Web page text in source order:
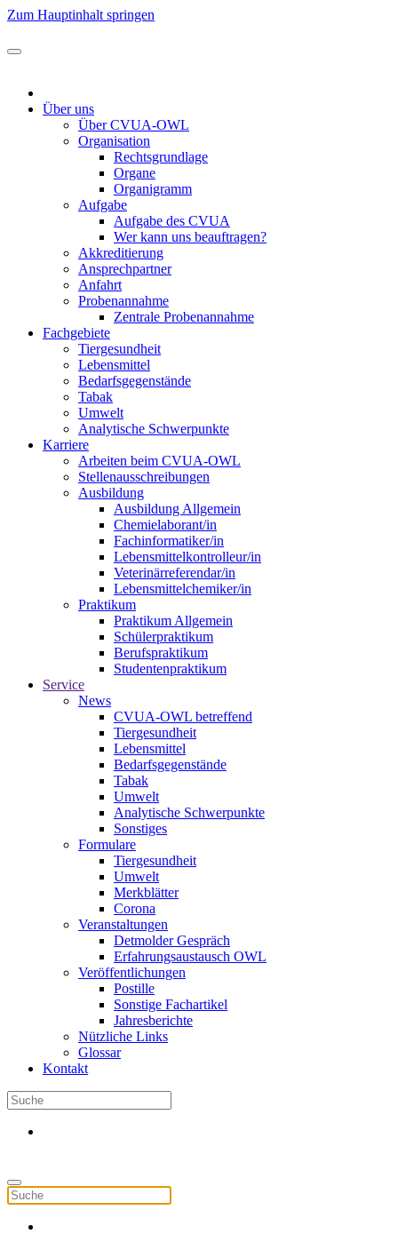
Zum Hauptinhalt springen
Über uns
Über CVUA-OWL
Organisation
Rechtsgrundlage
Organe
Organigramm
Aufgabe
Aufgabe des CVUA
Wer kann uns beauftragen?
Akkreditierung
Ansprechpartner
Anfahrt
Probenannahme
Zentrale Probenannahme
Fachgebiete
Tiergesundheit
Lebensmittel
Bedarfsgegenstände
Tabak
Umwelt
Analytische Schwerpunkte
Karriere
Arbeiten beim CVUA-OWL
Stellenausschreibungen
Ausbildung
Ausbildung Allgemein
Chemielaborant/in
Fachinformatiker/in
Lebensmittelkontrolleur/in
Veterinärreferendar/in
Lebensmittelchemiker/in
Praktikum
Praktikum Allgemein
Schülerpraktikum
Berufspraktikum
Studentenpraktikum
Service
News
CVUA-OWL betreffend
Tiergesundheit
Lebensmittel
Bedarfsgegenstände
Tabak
Umwelt
Analytische Schwerpunkte
Sonstiges
Formulare
Tiergesundheit
Umwelt
Merkblätter
Corona
Veranstaltungen
Detmolder Gespräch
Erfahrungsaustausch OWL
Veröffentlichungen
Postille
Sonstige Fachartikel
Jahresberichte
Nützliche Links
Glossar
Kontakt